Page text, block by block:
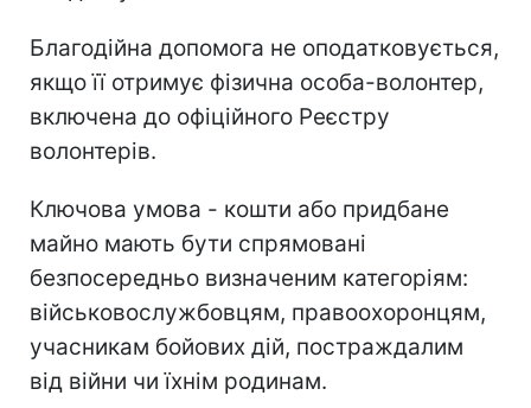
Благодійна допомога не оподатковується,
якщо її отримує фізична особа-волонтер,
включена до офіційного Реєстру
волонтерів.
Ключова умова - кошти або придбане
майно мають бути спрямовані
безпосередньо визначеним категоріям:
військовослужбовцям, правоохоронцям,
учасникам бойових дій, постраждалим
від війни чи їхнім родинам.